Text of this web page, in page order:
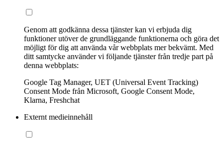
Genom att godkänna dessa tjänster kan vi erbjuda dig
funktioner utöver de grundläggande funktionerna och göra det
möjligt för dig att använda vår webbplats mer bekvämt. Med
ditt samtycke använder vi följande tjänster från tredje part på
denna webbplats:
Google Tag Manager, UET (Universal Event Tracking)
Consent Mode från Microsoft, Google Consent Mode,
Klarna, Freshchat
Externt medieinnehåll